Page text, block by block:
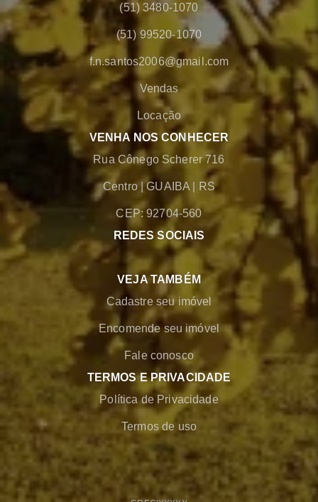
(51) 3480-1070
(51) 99520-1070
f.n.santos2006@gmail.com
Vendas
Locação
VENHA NOS CONHECER
Rua Cônego Scherer 716
Centro |GUAIBA RS
CEP: 92704-560
REDES SOCIAIS
VEJA TAMBÉM
Cadastre seu imóvel
Encomende seu imóvel
Fale conosco
TERMOS E PRIVACIDADE
Política de Privacidade
Termos de uso